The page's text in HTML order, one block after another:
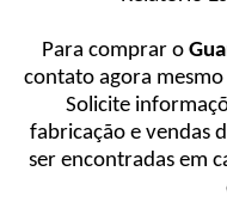
Para comprar o
contato agora
Solicite
fabricação e vendas
ser encontradas em